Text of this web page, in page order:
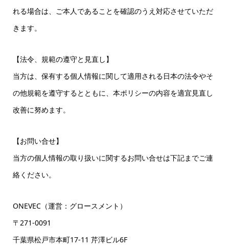
れる場合は、ご本人であることを確認のうえ対応させていただ
きます。
【法令、規範の遵守と見直し】
当方は、保有する個人情報に関して適用される日本の法令やそ
の他規範を遵守するとともに、本ポリシーの内容を適宜見直し
改善に努めます。
【お問い合せ】
当方の個人情報の取り扱いに関するお問い合せは下記までご連
絡ください。
ONEVEC（運営：グロースメント）
〒271-0091
千葉県松戸市本町17-11 芹澤ビル6F